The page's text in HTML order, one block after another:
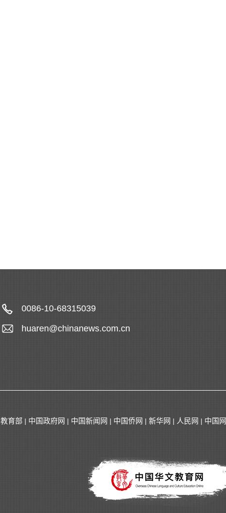
0086-10-68315039
huaren@chinanews.com.cn
教育部 | 中国政府网 | 中国新闻网 | 中国侨网 | 新华网 | 人民网 | 中国网